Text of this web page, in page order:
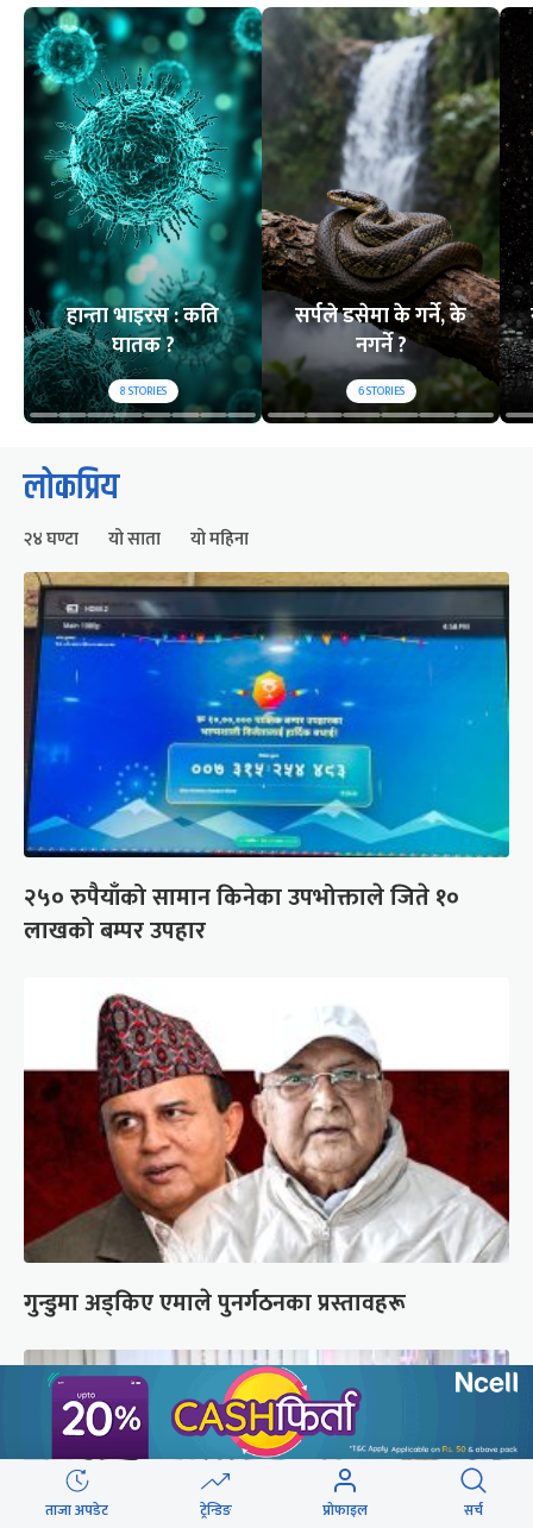
हान्ता भाइरस : कति
घातक ?
8STORIES
सर्पले डसेमा के गर्ने, के
नगर्ने ?
6STORIES
लोकप्रिय
२४ घण्टा यो साता यो महिना
२५० रुपैयाँको सामान किनेका उपभोक्ताले जिते १०
लाखको बम्पर उपहार
गुन्डुमा अड्किए एमाले पुनर्गठनका प्रस्तावहरू
ताजा अपडेट ट्रेन्डिङ प्रोफाइल सर्च